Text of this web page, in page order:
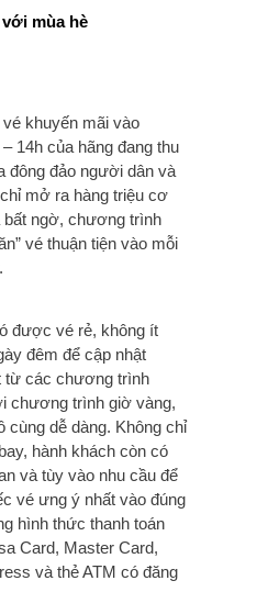
mùa hè
khuyến mãi vào
14h của hãng đang thu
đông đảo người dân và
mở ra hàng triệu cơ
ngờ, chương trình
vé thuận tiện vào mỗi
được vé rẻ, không ít
đêm để cập nhật
từ các chương trình
chương trình giờ vàng,
cùng dễ dàng. Không chỉ
hành khách còn có
và tùy vào nhu cầu để
vé ưng ý nhất vào đúng
hình thức thanh toán
Card, Master Card,
và thẻ ATM có đăng